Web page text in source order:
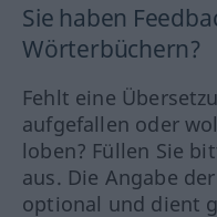
Sie haben
Wörterbüchern?
Fehlt eine
aufgefallen oder
loben? Füllen Sie
aus. Die Angabe
optional und dient